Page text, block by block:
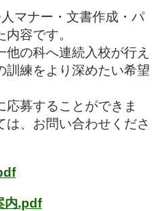
マナー・文書作成・パ
容です。
の科へ連続入校が行え
訓練をより深めたい希望
応募することができま
、お問い合わせくださ
内.pdf